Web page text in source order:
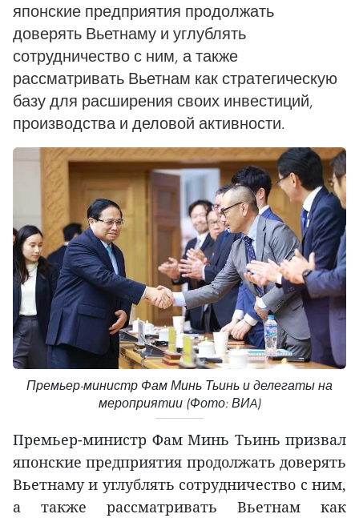
японские предприятия продолжать
доверять Вьетнаму и углублять
сотрудничество с ним, а также
рассматривать Вьетнам как стратегическую
базу для расширения своих инвестиций,
производства и деловой активности.
Премьер-министр Фам Минь Тьинь и делегаты на
мероприятии (Фото: ВИA)
Премьер-министр Фам Минь Тьинь призвал
японские предприятия продолжать доверять
Вьетнаму и углублять сотрудничество с ним,
а также рассматривать Вьетнам как